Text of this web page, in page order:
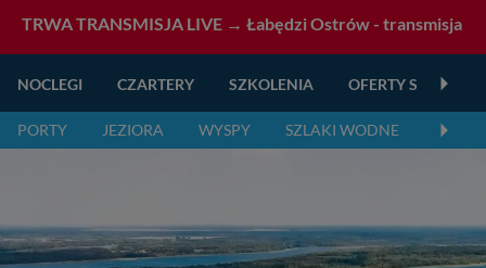
TRWA TRANSMISJA LIVE → Łabędzi Ostrów - transmisja
NOCLEGI CZARTERY SZKOLENIA OFERTY
PORTY JEZIORA WYSPY SZLAKI WODNE